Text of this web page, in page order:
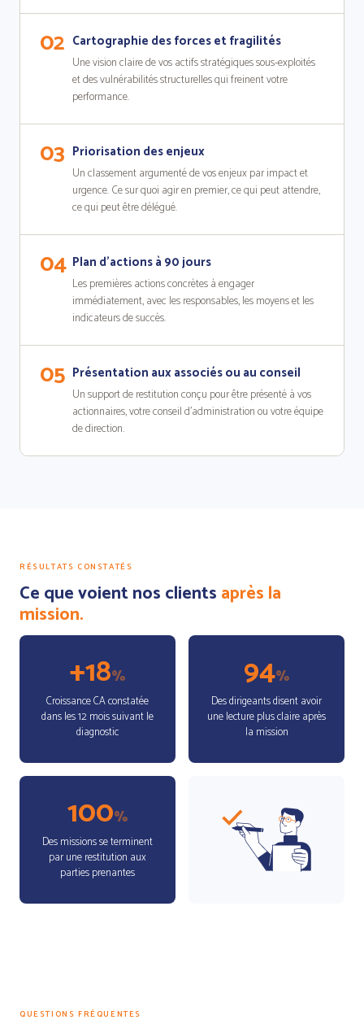
02 Cartographie des forces et fragilités
Une vision claire de vos actifs stratégiques sous-exploités
et des vulnérabilités structurelles qui freinent votre
performance.
03 Priorisation des enjeux
Un classement argumenté de vos enjeux par impact et
urgence. Ce sur quoi agir en premier, ce qui peut attendre,
ce qui peut être délégué.
04 Plan d'actions à 90 jours
Les premières actions concrètes à engager
immédiatement, avec les responsables, les moyens et les
indicateurs de succès.
05 Présentation aux associés ou au conseil
Un support de restitution conçu pour être présenté à vos
actionnaires, votre conseil d'administration ou votre équipe
de direction.
RÉSULTATS CONSTATÉS
Ce que voient nos clientsaprès la
mission.
+18%
Croissance CA constatée
dans les 12 mois suivant le
diagnostic
94%
Des dirigeants disent avoir
une lecture plus claire après
la mission
100%
Des missions se terminent
par une restitution aux
parties prenantes
QUESTIONS FRÉQUENTES